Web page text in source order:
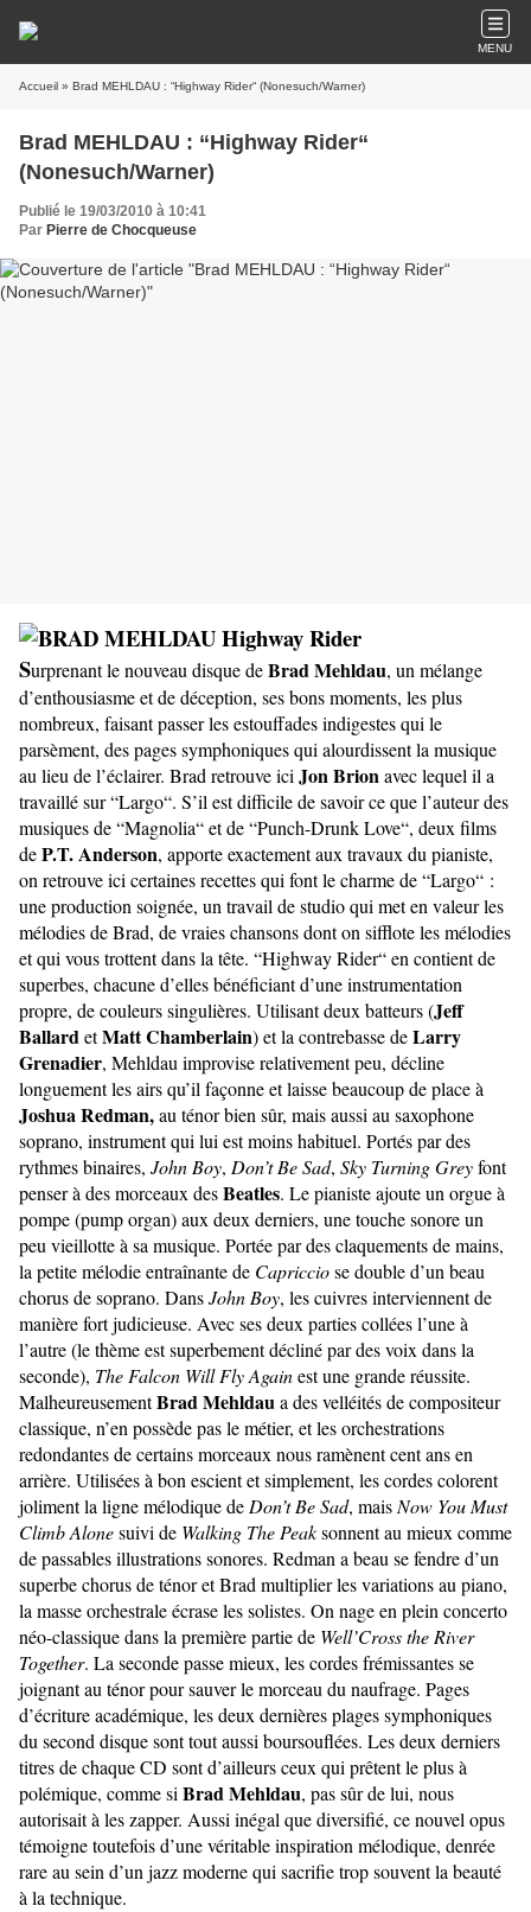
MENU
Accueil » Brad MEHLDAU : “Highway Rider“ (Nonesuch/Warner)
Brad MEHLDAU : “Highway Rider“
(Nonesuch/Warner)
Publié le 19/03/2010 à 10:41
Par Pierre de Chocqueuse
Surprenant le nouveau disque deBrad Mehldau, un mélange
d’enthousiasme et de déception, ses bons moments, les plus
nombreux, faisant passer les estouffades indigestes qui le
parsèment, des pages symphoniques qui alourdissent la musique
au lieu de l’éclairer. Brad retrouve ici Jon Brionavec lequel il a
travaillé sur “Largo“. S’il est difficile de savoir ce que l’auteur des
musiques de “Magnolia“ et de “Punch-Drunk Love“, deux films
deP.T. Anderson, apporte exactement aux travaux du pianiste,
on retrouve ici certaines recettes qui font le charme de “Largo“ :
une production soignée, un travail de studio qui met en valeur les
mélodies de Brad, de vraies chansons dont on sifflote les mélodies
et qui vous trottent dans la tête. “Highway Rider“ en contient de
superbes, chacune d’elles bénéficiant d’une instrumentation
propre, de couleurs singulières. Utilisant deux batteurs (Jeff
BallardetMatt Chamberlain) et la contrebasse deLarry
Grenadier, Mehldau improvise relativement peu, décline
longuement les airs qu’il façonne et laisse beaucoup de place à
Joshua Redman,au ténor bien sûr, mais aussi au saxophone
soprano, instrument qui lui est moins habituel. Portés par des
rythmes binaires, John Boy, Don’t Be Sad, Sky Turning Greyfont
penser à des morceaux desBeatles. Le pianiste ajoute un orgue à
pompe (pump organ) aux deux derniers, une touche sonore un
peu vieillotte à sa musique. Portée par des claquements de mains,
la petite mélodie entraînante de Capricciose double d’un beau
chorus de soprano. DansJohn Boy, les cuivres interviennent de
manière fort judicieuse. Avec ses deux parties collées l’une à
l’autre (le thème est superbement décliné par des voix dans la
seconde), The Falcon Will Fly Againest une grande réussite.
MalheureusementBrad Mehldaua des velléités de compositeur
classique, n’en possède pas le métier, et les orchestrations
redondantes de certains morceaux nous ramènent cent ans en
arrière. Utilisées à bon escient et simplement, les cordes colorent
joliment la ligne mélodique de Don’t Be Sad, mais Now You Must
Climb Alonesuivi de Walking The Peaksonnent au mieux comme
de passables illustrations sonores. Redman a beau se fendre d’un
superbe chorus de ténor et Brad multiplier les variations au piano,
la masse orchestrale écrase les solistes. On nage en plein concerto
néo-classique dans la première partie de Well’Cross the River
Together. La seconde passe mieux, les cordes frémissantes se
joignant au ténor pour sauver le morceau du naufrage. Pages
d’écriture académique, les deux dernières plages symphoniques
du second disque sont tout aussi boursouflées. Les deux derniers
titres de chaque CD sont d’ailleurs ceux qui prêtent le plus à
polémique, comme si Brad Mehldau, pas sûr de lui, nous
autorisait à les zapper. Aussi inégal que diversifié, ce nouvel opus
témoigne toutefois d’une véritable inspiration mélodique, denrée
rare au sein d’un jazz moderne qui sacrifie trop souvent la beauté
à la technique.